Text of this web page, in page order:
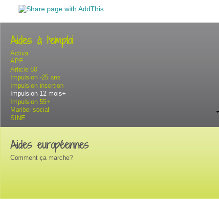
Aides à l'emploi
Activa
APE
Article 60
Impulsion -25 ans
Impulsion insertion
Impulsion 12 mois+
Impulsion 55+
Maribel social
SINE
Aides européennes
Comment ça marche?